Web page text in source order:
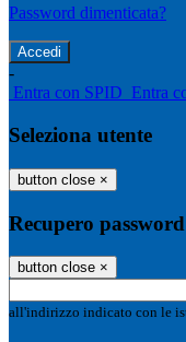
Password dimenticata?
-
Entra con SPID Entra
Seleziona utente
button close ×
Recupero password
button close ×
all'indirizzo indicato con le